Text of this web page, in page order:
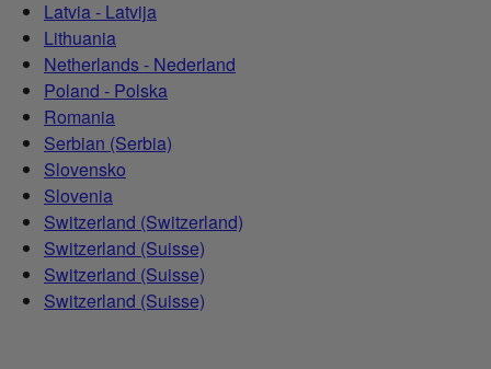
Latvia - Latvija
Lithuania
Netherlands - Nederland
Poland - Polska
Romania
Serbian (Serbia)
Slovensko
Slovenia
Switzerland (Switzerland)
Switzerland (Suisse)
Switzerland (Suisse)
Switzerland (Suisse)